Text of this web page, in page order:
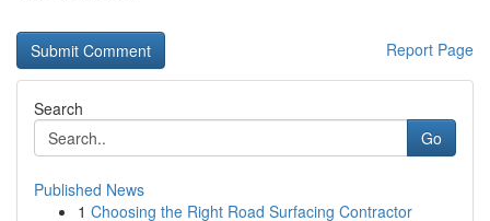
Report Page
Search
Go
Published News
1 Choosing the Right Road Surfacing Contractor